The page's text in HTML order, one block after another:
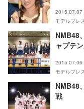
2015.07.07
モデルプレ
NMB48
ャプテ
2015.07.06
モデルプレ
NMB48
戦